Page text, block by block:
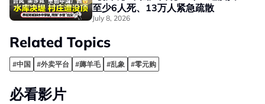
至少6人死、13万人紧急疏散
July 8, 2026
Related Topics
#中国 #外卖平台 #薅羊毛 #乱象 #零元购
必看影片